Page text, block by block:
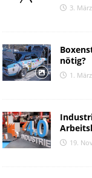
3.
nötig?
1.
19.